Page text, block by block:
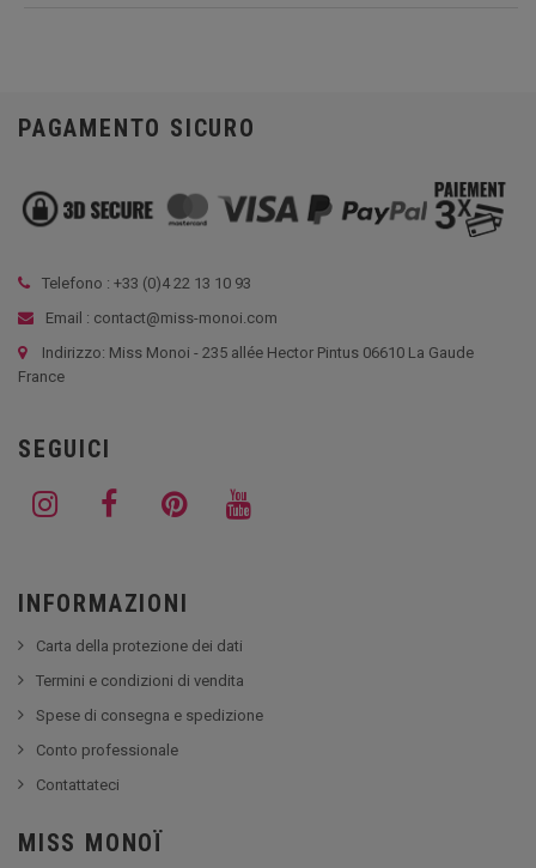
PAGAMENTO SICURO
Telefono : +33 (0)4 22 13 10 93
Email : contact@miss-monoi.com
Indirizzo: Miss Monoi - 235 allée Hector Pintus 06610 La Gaude
France
SEGUICI
INFORMAZIONI
Carta della protezione dei dati
Termini e condizioni di vendita
Spese di consegna e spedizione
Conto professionale
Contattateci
MISS MONOÏ